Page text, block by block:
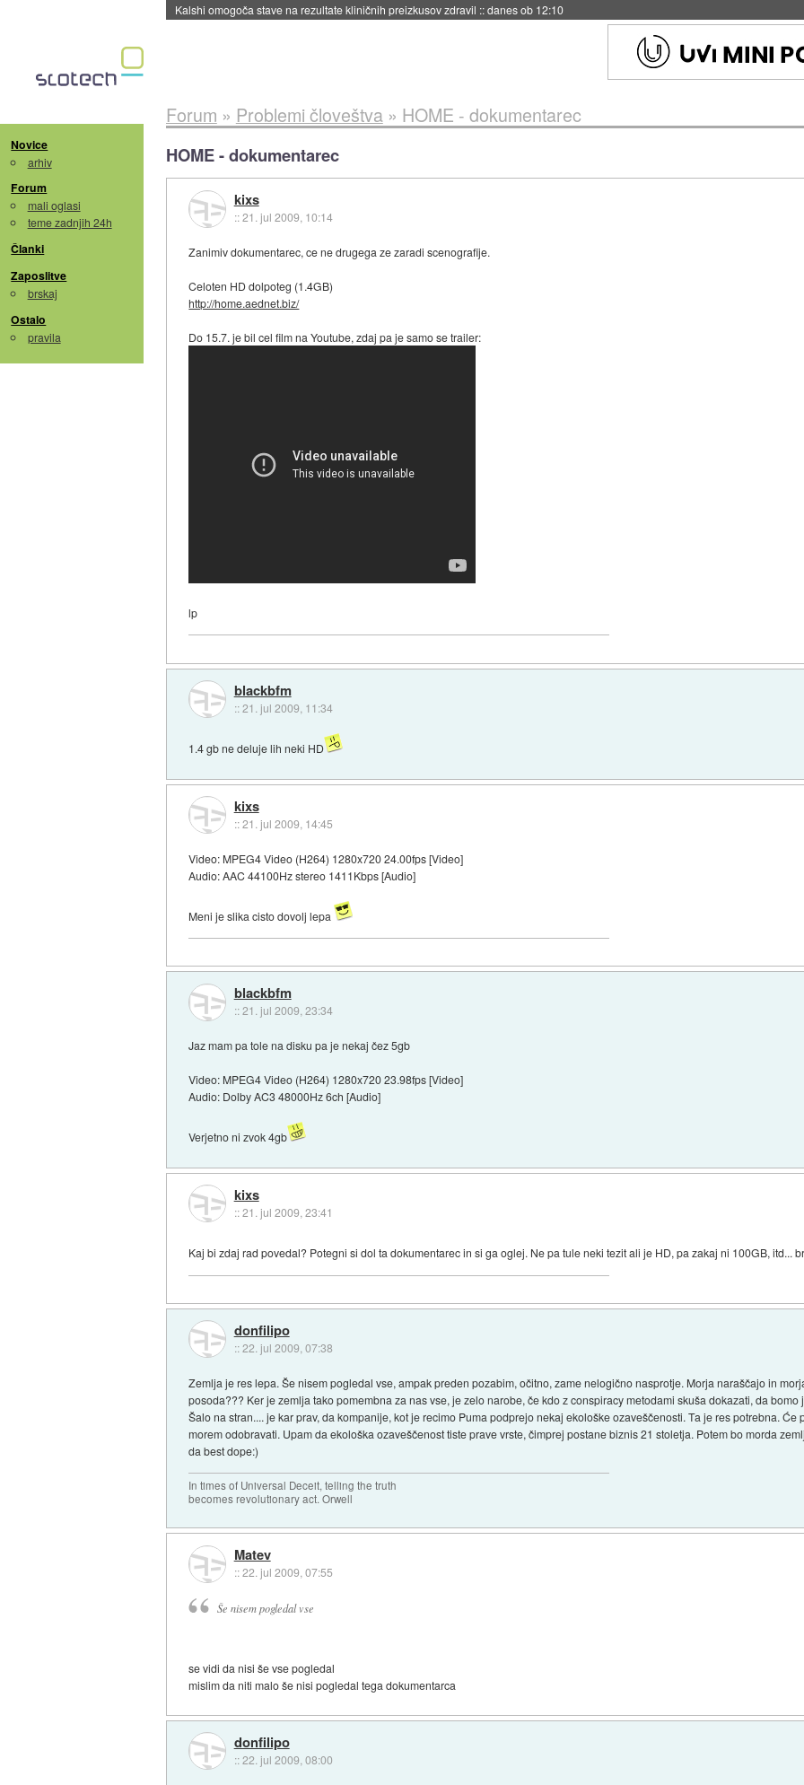
Sandisk že prodal več kot polovico SSD-jev za naslednji dve leti::danes ob 11:37
Novice
arhiv
Forum
mali oglasi
teme zadnjih 24h
Članki
Zaposlitve
brskaj
Ostalo
pravila
Forum » Problemi človeštva» HOME - dokumentarec
HOME - dokumentarec
kixs
::21. jul 2009, 10:14
Zanimiv dokumentarec, ce ne drugega ze zaradi scenografije.
Celoten HD dolpoteg (1.4GB)
http://home.aednet.biz/
Do 15.7. je bil cel film na Youtube, zdaj pa je samo se trailer:
lp
blackbfm
::21. jul 2009, 11:34
1.4 gb ne deluje lih neki HD
kixs
::21. jul 2009, 14:45
Video: MPEG4 Video (H264) 1280x720 24.00fps [Video]
Audio: AAC 44100Hz stereo 1411Kbps [Audio]
Meni je slika cisto dovolj lepa
blackbfm
::21. jul 2009, 23:34
Jaz mam pa tole na disku pa je nekaj čez 5gb
Video: MPEG4 Video (H264) 1280x720 23.98fps [Video]
Audio: Dolby AC3 48000Hz 6ch [Audio]
Verjetno ni zvok 4gb
kixs
::21. jul 2009, 23:41
Kaj bi zdaj rad povedal? Potegni si dol ta dokumentarec in si ga oglej. Ne pa tule neki tezit ali je HD, pa zakaj ni 100GB, itd...
donfilipo
::22. jul 2009, 07:38
Zemlja je res lepa. Še nisem pogledal vse, ampak preden pozabim, očitno, zame nelogično nasprotje. Morja naraščajo in
posoda??? Ker je zemlja tako pomembna za nas vse, je zelo narobe, če kdo z conspiracy metodami skuša dokazati, da
Šalo na stran.... je kar prav, da kompanije, kot je recimo Puma podprejo nekaj ekološke ozaveščenosti. Ta je res potrebna.
morem odobravati. Upam da ekološka ozaveščenost tiste prave vrste, čimprej postane biznis 21 stoletja. Potem bo morda
da best dope:)
In times of Universal Deceit, telling the truth
becomes revolutionary act. Orwell
Matev
::22. jul 2009, 07:55
Še nisem pogledal vse
se vidi da nisi še vse pogledal
mislim da niti malo še nisi pogledal tega dokumentarca
donfilipo
::22. jul 2009, 08:00